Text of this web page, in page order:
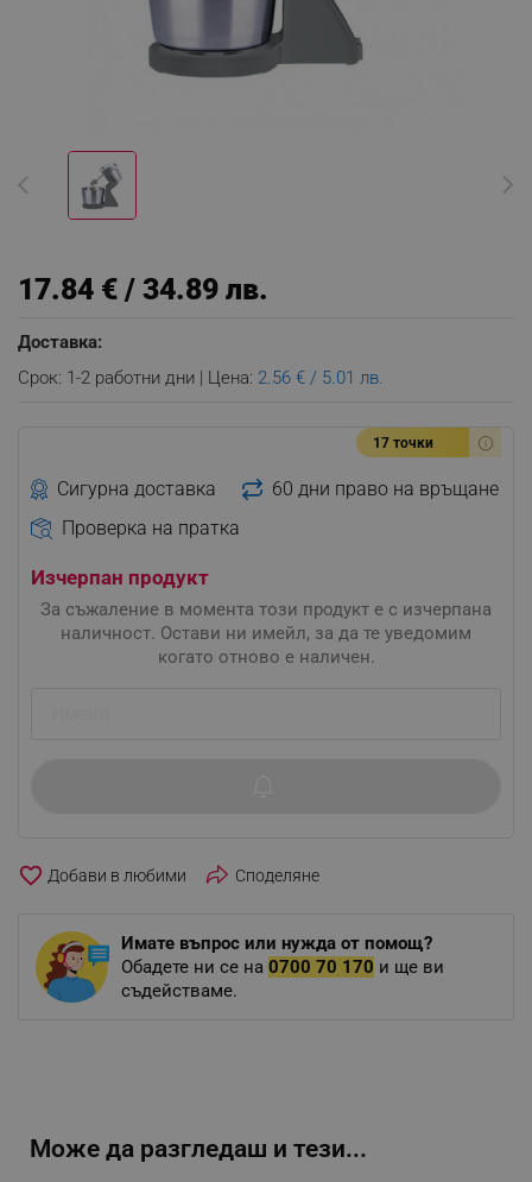
17.84 € / 34.89 лв.
Доставка:
Срок: 1-2 работни дни | Цена: 2.56 € / 5.01 лв.
17 точки
Сигурна доставка
60 дни право на връщане
Проверка на пратка
Изчерпан продукт
За съжаление в момента този продукт е с изчерпана
наличност. Остави ни имейл, за да те уведомим
когато отново е наличен.
favorite_border Споделяне
Имате въпрос или нужда от помощ?
Обадете ни се на 0700 70 170 и ще ви
съдействаме.
Може да разгледаш и тези...